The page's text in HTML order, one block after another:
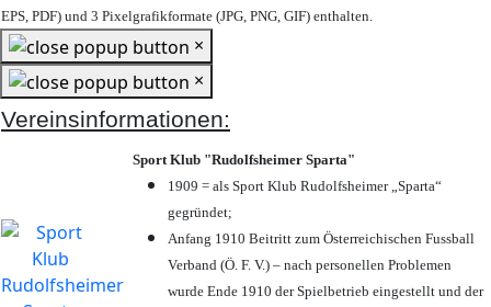
EPS, PDF) und 3 Pixelgrafikformate (JPG, PNG, GIF) enthalten.
×
×
Vereinsinformationen:
Sport Klub "Rudolfsheimer Sparta"
1909 = als Sport Klub Rudolfsheimer „Sparta“
gegründet;
Anfang 1910 Beitritt zum Österreichischen Fussball
Verband (Ö. F. V.) – nach personellen Problemen
wurde Ende 1910 der Spielbetrieb eingestellt und der